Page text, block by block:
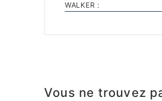
WALKER :
Vous ne trouvez